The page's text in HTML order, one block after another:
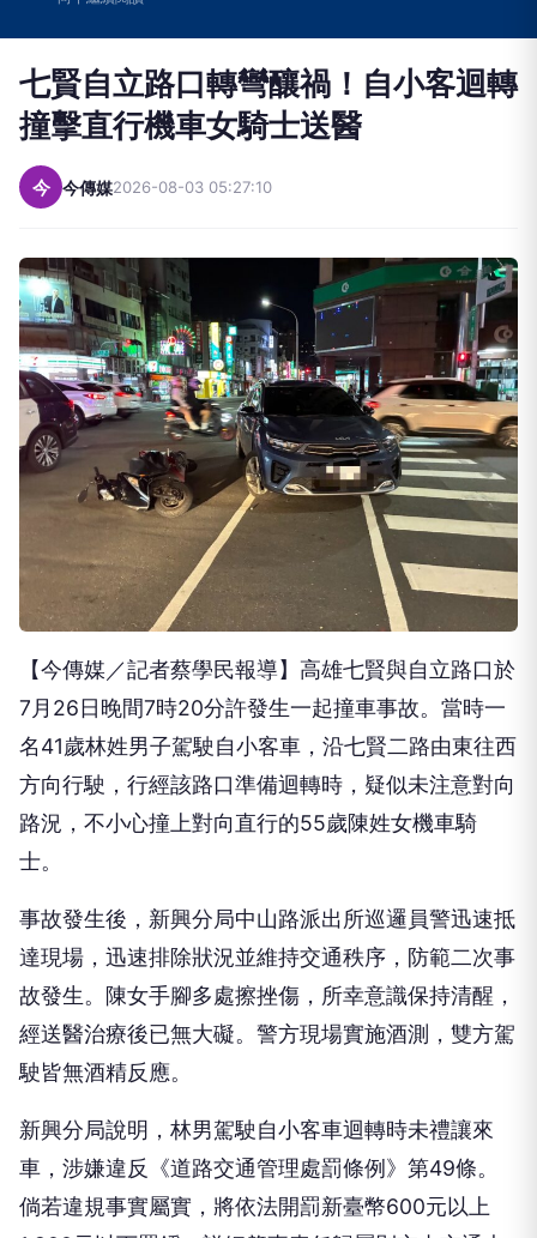
七賢自立路口轉彎釀禍！自小客迴轉
撞擊直行機車女騎士送醫
今 今傳媒2026-08-03 05:27:10
【今傳媒／記者蔡學民報導】高雄七賢與自立路口於
7月26日晚間7時20分許發生一起撞車事故。當時一
名41歲林姓男子駕駛自小客車，沿七賢二路由東往西
方向行駛，行經該路口準備迴轉時，疑似未注意對向
路況，不小心撞上對向直行的55歲陳姓女機車騎
士。
事故發生後，新興分局中山路派出所巡邏員警迅速抵
達現場，迅速排除狀況並維持交通秩序，防範二次事
故發生。陳女手腳多處擦挫傷，所幸意識保持清醒，
經送醫治療後已無大礙。警方現場實施酒測，雙方駕
駛皆無酒精反應。
新興分局說明，林男駕駛自小客車迴轉時未禮讓來
車，涉嫌違反《道路交通管理處罰條例》第49條。
倘若違規事實屬實，將依法開罰新臺幣600元以上